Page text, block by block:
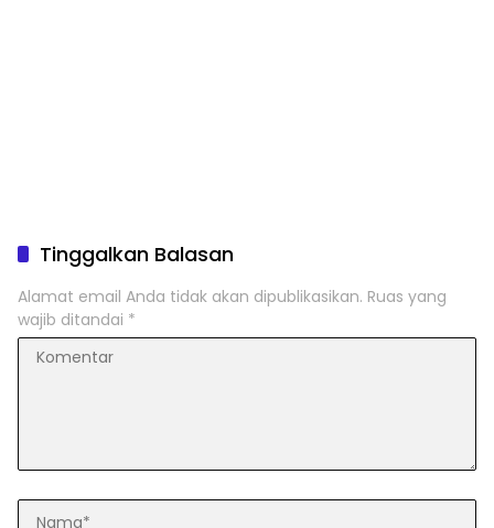
Tinggalkan Balasan
Alamat email Anda tidak akan dipublikasikan. Ruas yang
wajib ditandai *